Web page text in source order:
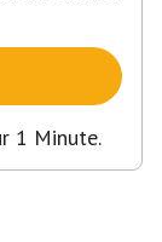
1 Minute.